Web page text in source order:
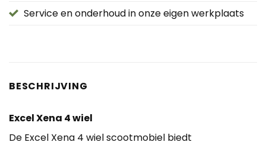
Service en onderhoud in onze eigen werkplaats
BESCHRIJVING
Excel Xena 4 wiel
De Excel Xena 4 wiel scootmobiel biedt